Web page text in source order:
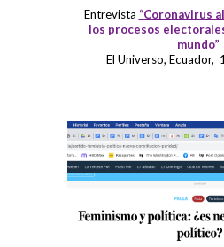
Entrevista “Coronavirus
los procesos
mundo”
El Universo,